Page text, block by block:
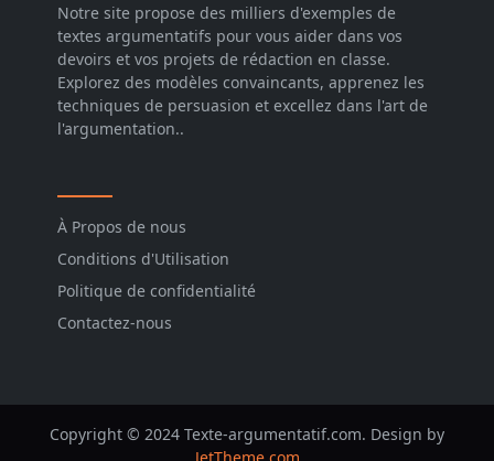
Notre site propose des milliers d'exemples de
textes argumentatifs pour vous aider dans vos
devoirs et vos projets de rédaction en classe.
Explorez des modèles convaincants, apprenez les
techniques de persuasion et excellez dans l'art de
l'argumentation..
À Propos de nous
Conditions d'Utilisation
Politique de confidentialité
Contactez-nous
Copyright © 2024 Texte-argumentatif.com. Design by